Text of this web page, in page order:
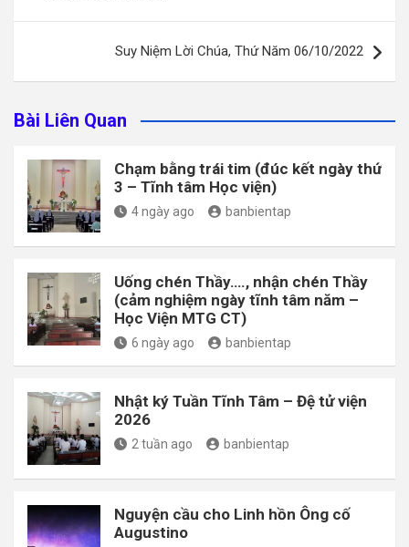
Suy Niệm Lời Chúa, Thứ Năm 06/10/2022
Bài Liên Quan
Chạm bằng trái tim (đúc kết ngày thứ
3 – Tĩnh tâm Học viện)
4 ngày ago banbientap
Uống chén Thầy…., nhận chén Thầy
(cảm nghiệm ngày tĩnh tâm năm –
Học Viện MTG CT)
6 ngày ago banbientap
Nhật ký Tuần Tĩnh Tâm – Đệ tử viện
2026
2 tuần ago banbientap
Nguyện cầu cho Linh hồn Ông cố
Augustino